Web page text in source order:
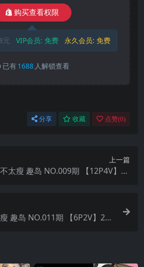
购买查看权限
元 VIP会员: 免费 永久会员: 免费
已有1688 人解锁查看
分享 收藏 点赞(0)
上一篇
太瘦 趣岛 NO.009期 【12P4V】20
趣岛 NO.011期 【6P2V】202